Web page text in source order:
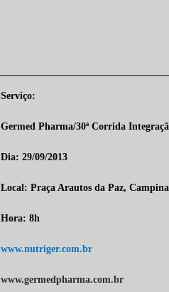
Serviço:
Germed Pharma/30ª Corrida
Dia: 29/09/2013
Local: Praça Arautos da Paz,
Hora: 8h
www.nutriger.com.br
www.germedpharma.com.br